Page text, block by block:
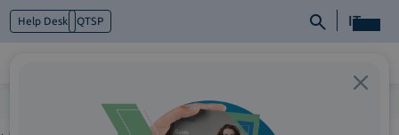
Help Desk QTSP IT
Logo_InWellness